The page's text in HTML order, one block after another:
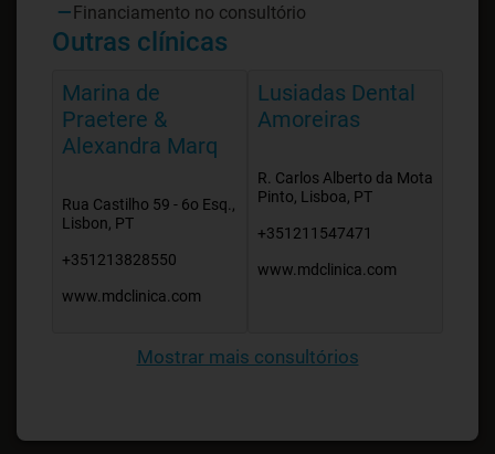
Financiamento no consultório
Outras clínicas
Marina de
Praetere &
Alexandra Marq
Rua Castilho 59 - 6o Esq.,
Lisbon, PT
+351213828550
www.mdclinica.com
Lusiadas Dental
Amoreiras
R. Carlos Alberto da Mota
Pinto, Lisboa, PT
+351211547471
www.mdclinica.com
Mostrar mais consultórios